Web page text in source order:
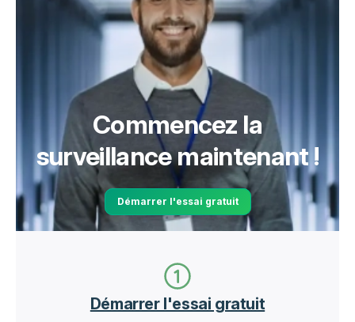
Commencez la
surveillance maintenant !
Démarrer l'essai gratuit
Démarrer l'essai gratuit